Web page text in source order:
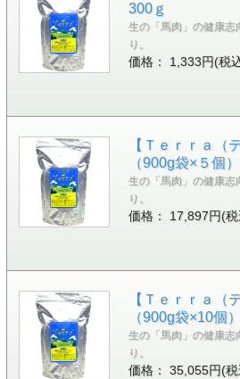
300ｇ
生の「馬肉」の健康志
り。
価格： 1,333円(税
【Ｔｅｒｒａ（
（900g袋×５個）
生の「馬肉」の健康志
り。
価格： 17,897円(
【Ｔｅｒｒａ（
（900g袋×10個）
生の「馬肉」の健康志
り。
価格： 35,055円(